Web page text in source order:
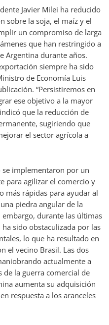
Javier Milei ha reducido
sobre la soja, el maíz y el
un compromiso de larga
que han restringido a
Argentina durante años.
siempre ha sido
de Economía Luis
“Persistiremos en
ese objetivo a la mayor
que la reducción de
sugiriendo que
el sector agrícola a
se implementaron por un
para agilizar el comercio y
más rápidas para ayudar al
piedra angular de la
durante las últimas
sido obstaculizada por las
lo que ha resultado en
el vecino Brasil. Las dos
actualmente a
de la guerra comercial de
aumenta su adquisición
respuesta a los aranceles